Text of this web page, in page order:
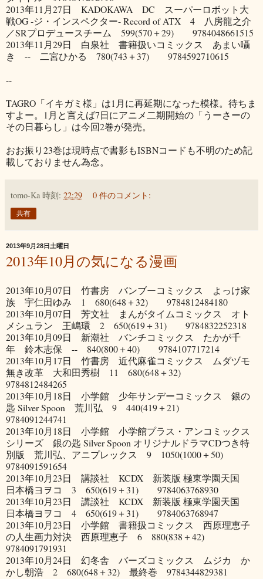
2013年11月27日 KADOKAWA DC スーパーロボット大
戦OG ‐ジ・インスペクター- Record of ATX 4 八房龍之介
／SRプロデュースチーム 599(570＋29) 9784048661515
2013年11月29日 白泉社 書籍扱いコミックス あまい囁
き -- 二宮ひかる 780(743＋37) 9784592710615
--
TAGRO「イキガミ様」は1月に再延期になった模様。待ちま
すよー。1月と言えば7日にアニメ二期開始の「うーさーの
その日暮らし」は今回2巻が発売。
おお振り23巻は現時点で書影もISBNコードも不明のため記
載しておりません為念。
tomo-Ka 時刻: 22:29 0 件のコメント:
共有
2013年9月28日土曜日
2013年10月の気になる漫画
2013年10月07日 竹書房 バンブーコミックス よっけ家
族 宇仁田ゆみ 1 680(648＋32) 9784812484180
2013年10月07日 芳文社 まんがタイムコミックス オト
メシュラン 王嶋環 2 650(619＋31) 9784832252318
2013年10月09日 新潮社 バンチコミックス たかが千
年 鈴木志保 -- 840(800＋40) 9784107717214
2013年10月17日 竹書房 近代麻雀コミックス ムダヅモ
無き改革 大和田秀樹 11 680(648＋32)
9784812484265
2013年10月18日 小学館 少年サンデーコミックス 銀の
匙 Silver Spoon 荒川弘 9 440(419＋21)
9784091244741
2013年10月18日 小学館 小学館プラス・アンコミックス
シリーズ 銀の匙 Silver Spoon オリジナルドラマCDつき特
別版 荒川弘、アニプレックス 9 1050(1000＋50)
9784091591654
2013年10月23日 講談社 KCDX 新装版 極東学園天国
日本橋ヨヲコ 3 650(619＋31) 9784063768930
2013年10月23日 講談社 KCDX 新装版 極東学園天国
日本橋ヨヲコ 4 650(619＋31) 9784063768947
2013年10月23日 小学館 書籍扱コミックス 西原理恵子
の人生画力対決 西原理恵子 6 880(838＋42)
9784091791931
2013年10月24日 幻冬舎 バーズコミックス ムジカ か
かし朝浩 2 680(648＋32) 最終巻 9784344829381